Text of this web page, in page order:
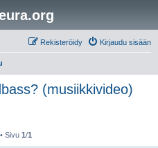
Kirjaudu sisään
Rekisteröidy
(musiikkivideo)
Sivu 1/1